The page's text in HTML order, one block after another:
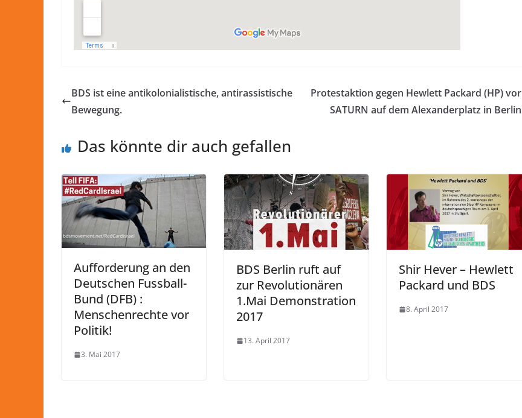
BDS ist eine antikolonialistische, antirassistische
Bewegung.
Protestaktion gegen Hewlett Packard (HP) vor
SATURN auf dem Alexanderplatz in Berlin
Das könnte dir auch gefallen
Aufforderung an den
Deutschen Fussball-
Bund (DFB) :
Menschenrechte vor
Politik!
3. Mai 2017
BDS Berlin ruft auf
zur Revolutionären
1.Mai Demonstration
2017
13. April 2017
Shir Hever – Hewlett
Packard und BDS
8. April 2017